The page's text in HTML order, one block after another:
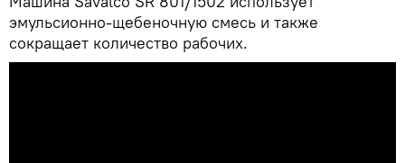
эмульсионно-щебеночную смесь и также
сокращает количество рабочих.